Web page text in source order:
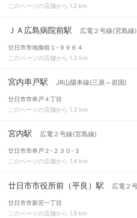
このページの店舗から 1.2 km
ＪＡ広島病院前駅 広電２号線(宮島線)
廿日市市地御前１-９９６４
このページの店舗から 1.3 km
宮内串戸駅 JR山陽本線(三原～岩国)
廿日市市串戸４丁目
このページの店舗から 1.3 km
宮内駅 広電２号線(宮島線)
廿日市市串戸２-２３０-３
このページの店舗から 1.4 km
廿日市市役所前（平良）駅 広電２
廿日市市新宮一丁目
このページの店舗から 1.9 km